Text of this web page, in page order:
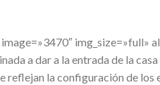
img_size=»full»
a dar a la entrada de la
reflejan la configuración de los